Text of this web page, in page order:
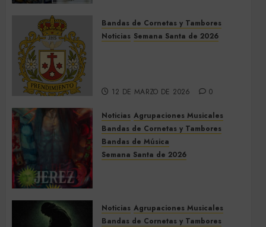
9 DE MAYO DE 2026 0
Bandas de Cornetas y Tambores
Noticias Semana Santa de 2026
12 DE MARZO DE 2026 0
Noticias Agrupaciones Musicales
Bandas de Cornetas y Tambores
Bandas de Música
Semana Santa de 2026
5 DE MARZO DE 2026 0
Noticias Agrupaciones Musicales
Bandas de Cornetas y Tambores